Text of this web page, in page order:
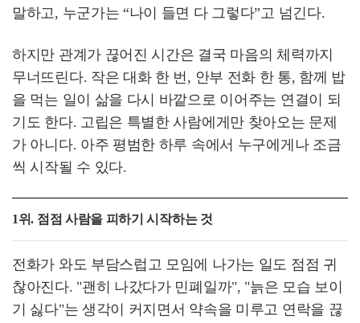
말하고, 누군가는 “나이 들면 다 그렇다”고 넘긴다.
하지만 관계가 끊어진 시간은 결국 마음의 체력까지
무너뜨린다. 작은 대화 한 번, 안부 전화 한 통, 함께 밥
을 먹는 일이 삶을 다시 바깥으로 이어주는 연결이 되
기도 한다. 고립은 특별한 사람에게만 찾아오는 문제
가 아니다. 아주 평범한 하루 속에서 누구에게나 조금
씩 시작될 수 있다.
1위. 점점 사람을 피하기 시작하는 것
전화가 와도 부담스럽고 모임에 나가는 일도 점점 귀
찮아진다. "괜히 나갔다가 민폐일까", "늙은 모습 보이
기 싫다"는 생각이 커지면서 약속을 미루고 연락을 끊